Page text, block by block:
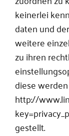
keinerlei
daten und
weitere
zu ihren
diese
http://
gestellt.